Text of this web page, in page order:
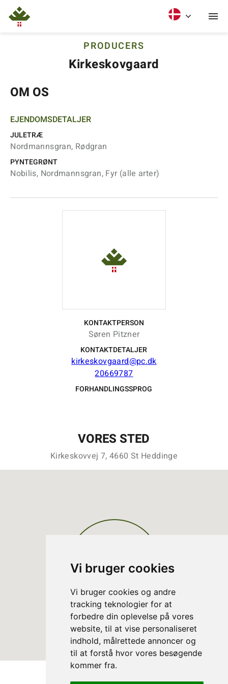
Vi bruger cookies
Vi bruger cookies og andre
tracking teknologier for at
forbedre din oplevelse på vores
website, til at vise personaliseret
indhold, målrettede annoncer og
til at forstå hvor vores besøgende
kommer fra.
PRODUCERS
Kirkeskovgaard
OM OS
EJENDOMSDETALJER
JULETRÆ
Nordmannsgran, Rødgran
PYNTEGRØNT
Nobilis, Nordmannsgran, Fyr (alle arter)
KONTAKTPERSON
Søren Pitzner
KONTAKTDETALJER
kirkeskovgaard@pc.dk
20669787
FORHANDLINGSSPROG
VORES STED
Kirkeskovvej 7, 4660 St Heddinge